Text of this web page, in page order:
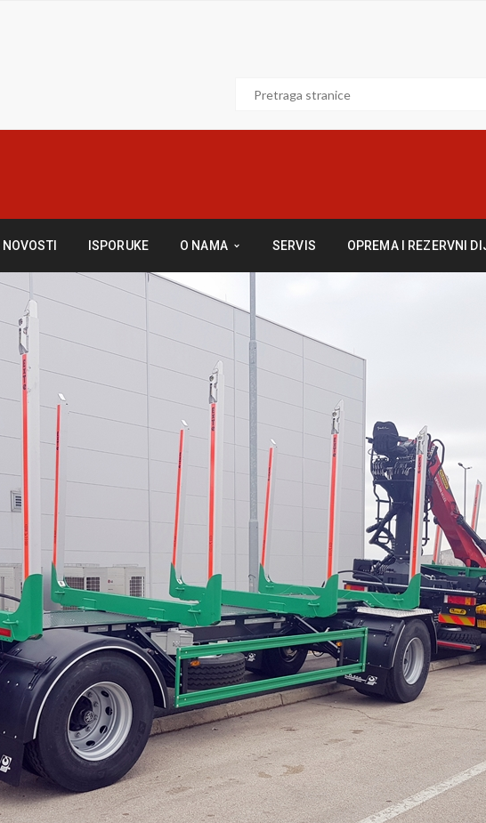
NOVOSTI ISPORUKE O NAMA SERVIS OPREMA I REZERVNI